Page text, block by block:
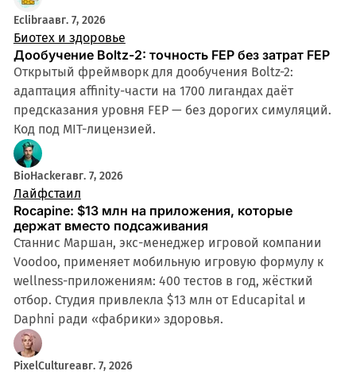
Eclibraавг. 7, 2026
Биотех и здоровье
Дообучение Boltz-2: точность FEP без затрат FEP
Открытый фреймворк для дообучения Boltz-2:
адаптация affinity-части на 1700 лигандах даёт
предсказания уровня FEP — без дорогих симуляций.
Код под MIT-лицензией.
BioHackerавг. 7, 2026
Лайфстаил
Rocapine: $13 млн на приложения, которые
держат вместо подсаживания
Станнис Маршан, экс-менеджер игровой компании
Voodoo, применяет мобильную игровую формулу к
wellness-приложениям: 400 тестов в год, жёсткий
отбор. Студия привлекла $13 млн от Educapital и
Daphni ради «фабрики» здоровья.
PixelCultureавг. 7, 2026